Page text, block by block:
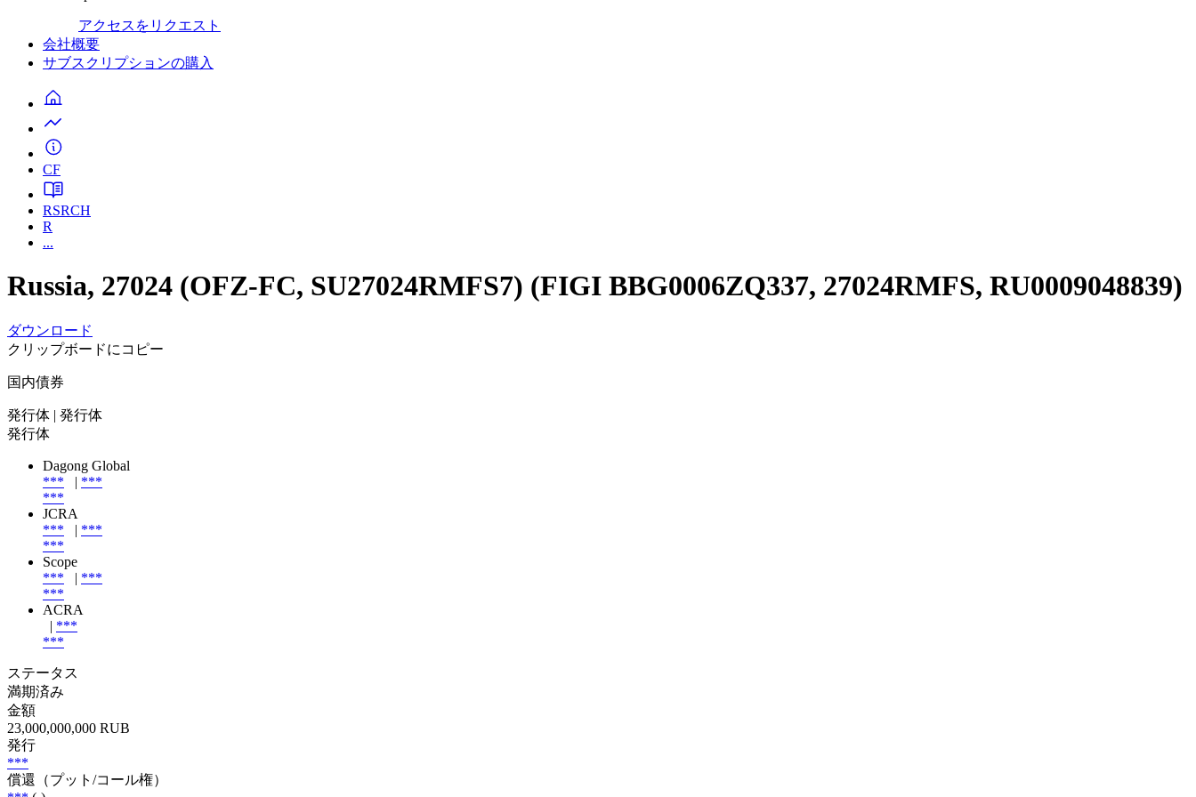
アクセスをリクエスト
会社概要
サブスクリプションの購入
CF
RSRCH
R
...
Russia, 27024 (OFZ-FC, SU27024RMFS7) (FIGI BBG0006ZQ337, 27024RMFS, RU0009048839)
ダウンロード
クリップボードにコピー
国内債券
発行体 | 発行体
発行体
Dagong Global
***
| ***
***
JCRA
***
| ***
***
Scope
***
| ***
***
ACRA
| ***
***
ステータス
満期済み
金額
23,000,000,000 RUB
発行
***
償還（プット/コール権）